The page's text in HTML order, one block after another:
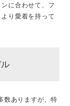
に合わせて、フ
り愛着を持って
数ありますが、特